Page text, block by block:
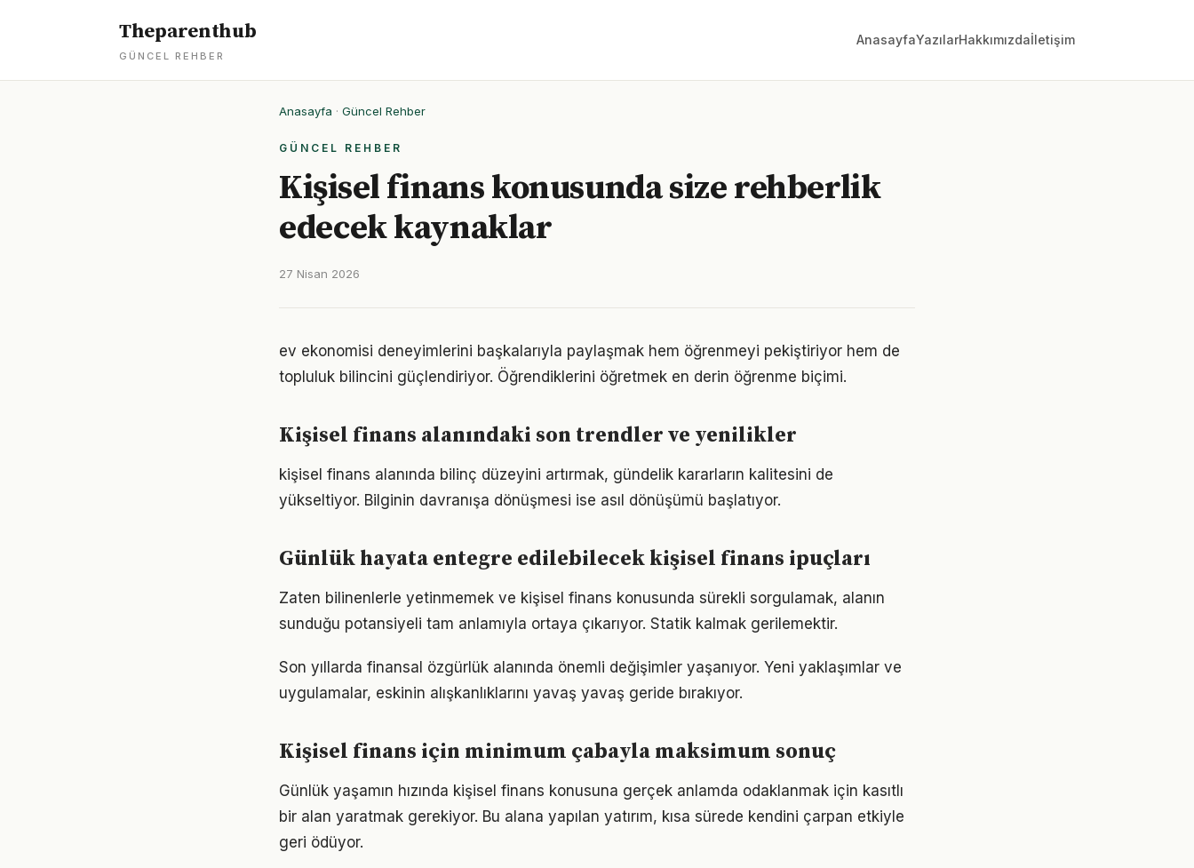
Theparenthub
GÜNCEL REHBER
AnasayfaYazılarHakkımızdaİletişim
Anasayfa · Güncel Rehber
GÜNCEL REHBER
Kişisel finans konusunda size rehberlik
edecek kaynaklar
27 Nisan 2026
ev ekonomisi deneyimlerini başkalarıyla paylaşmak hem öğrenmeyi pekiştiriyor hem de
topluluk bilincini güçlendiriyor. Öğrendiklerini öğretmek en derin öğrenme biçimi.
Kişisel finans alanındaki son trendler ve yenilikler
kişisel finans alanında bilinç düzeyini artırmak, gündelik kararların kalitesini de
yükseltiyor. Bilginin davranışa dönüşmesi ise asıl dönüşümü başlatıyor.
Günlük hayata entegre edilebilecek kişisel finans ipuçları
Zaten bilinenlerle yetinmemek ve kişisel finans konusunda sürekli sorgulamak, alanın
sunduğu potansiyeli tam anlamıyla ortaya çıkarıyor. Statik kalmak gerilemektir.
Son yıllarda finansal özgürlük alanında önemli değişimler yaşanıyor. Yeni yaklaşımlar ve
uygulamalar, eskinin alışkanlıklarını yavaş yavaş geride bırakıyor.
Kişisel finans için minimum çabayla maksimum sonuç
Günlük yaşamın hızında kişisel finans konusuna gerçek anlamda odaklanmak için kasıtlı
bir alan yaratmak gerekiyor. Bu alana yapılan yatırım, kısa sürede kendini çarpan etkiyle
geri ödüyor.